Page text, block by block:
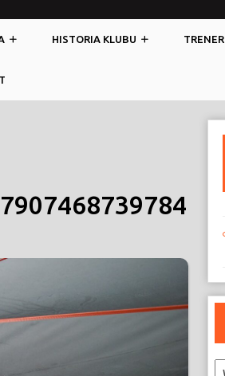
HISTORIA KLUBU